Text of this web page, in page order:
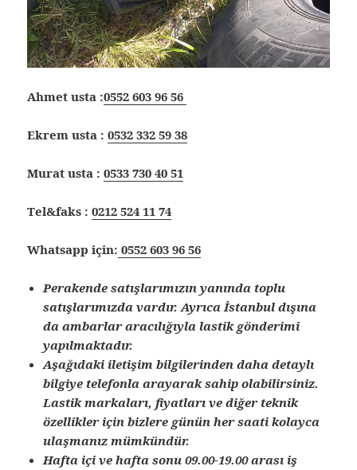
Ahmet usta :0552 603 96 56
Ekrem usta :0532 332 59 38
Murat usta :0533 730 40 51
Tel&faks :0212 524 11 74
Whatsapp için: 0552 603 96 56
Perakende satışlarımızın yanında toplu
satışlarımızda vardır. Ayrıca İstanbul dışına
da ambarlar aracılığıyla lastik gönderimi
yapılmaktadır.
Aşağıdaki iletişim bilgilerinden daha detaylı
bilgiye telefonla arayarak sahip olabilirsiniz.
Lastik markaları, fiyatları ve diğer teknik
özellikler için bizlere günün her saati kolayca
ulaşmanız mümkündür.
Hafta içi ve hafta sonu 09.00-19.00 arası iş